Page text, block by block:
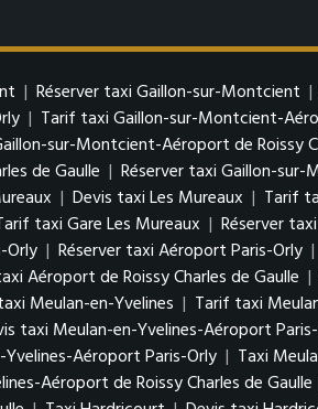
| Réserver taxi Gaillon-sur-Montcient |
| Tarif taxi Gaillon-sur-Montcient-
sur-Montcient-Aéroport de Roissy
de Gaulle | Réserver taxi Gaillon-sur-
| Devis taxi Les Mureaux | Tarif
taxi Gare Les Mureaux | Réserver
Orly | Réserver taxi Aéroport Paris-Orly |
Aéroport de Roissy Charles de Gaulle |
Meulan-en-Yvelines | Tarif taxi
taxi Meulan-en-Yvelines-Aéroport
Aéroport Paris-Orly | Taxi
Aéroport de Roissy Charles de Gaulle